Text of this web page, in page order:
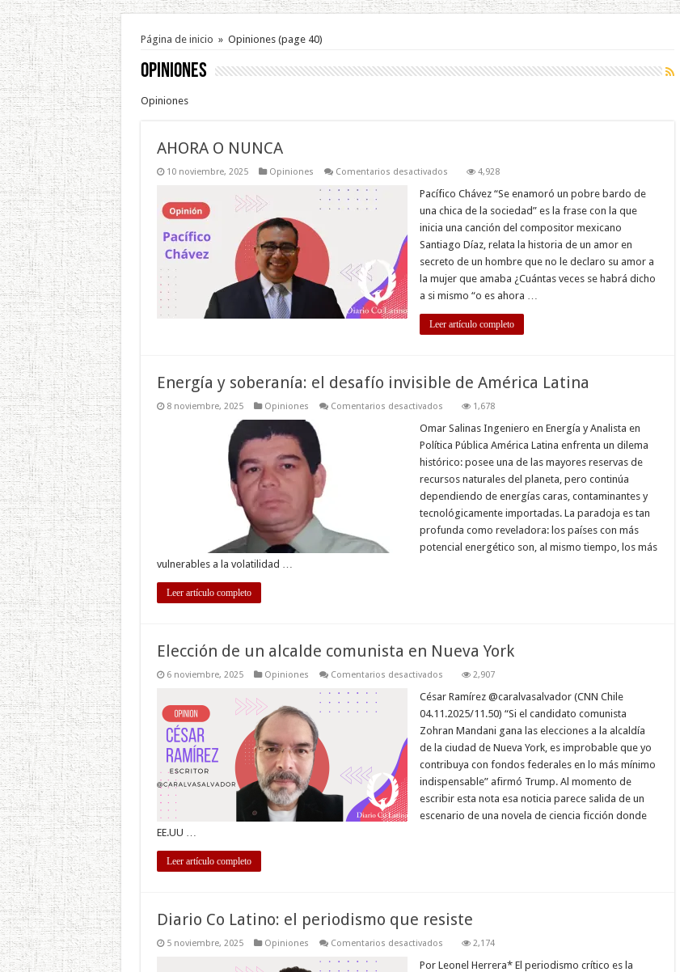
Página de inicio » Opiniones(page 40)
Opiniones
Opiniones
AHORA O NUNCA
10 noviembre, 2025 Opiniones Comentarios desactivadosen
O
4,928
Pacífico Chávez “Se enamoró un pobre bardo de
una chica de la sociedad” es la frase con la que
inicia una canción del compositor mexicano
Santiago Díaz, relata la historia de un amor en
secreto de un hombre que no le declaro su amor a
la mujer que amaba ¿Cuántas veces se habrá dicho
a si mismo “o es ahora …
Leer artículo completo
Energía y soberanía: el desafío invisible de América Latina
8 noviembre, 2025 Opiniones Comentarios desactivadosen
y
el
desafío
invisible
de
Latina
1,678
Omar Salinas Ingeniero en Energía y Analista en
Política Pública América Latina enfrenta un dilema
histórico: posee una de las mayores reservas de
recursos naturales del planeta, pero continúa
dependiendo de energías caras, contaminantes y
tecnológicamente importadas. La paradoja es tan
profunda como reveladora: los países con más
potencial energético son, al mismo tiempo, los más
vulnerables a la volatilidad …
Leer artículo completo
Elección de un alcalde comunista en Nueva York
6 noviembre, 2025 Opiniones Comentarios desactivadosen
de
alcalde
comunista
en
Nueva
2,907
César Ramírez @caralvasalvador (CNN Chile
04.11.2025/11.50) “Si el candidato comunista
Zohran Mandani gana las elecciones a la alcaldía
de la ciudad de Nueva York, es improbable que yo
contribuya con fondos federales en lo más mínimo
indispensable” afirmó Trump. Al momento de
escribir esta nota esa noticia parece salida de un
escenario de una novela de ciencia ficción donde
EE.UU …
Leer artículo completo
Diario Co Latino: el periodismo que resiste
5 noviembre, 2025 Opiniones Comentarios desactivadosen
Co
2,174
Por Leonel Herrera* El periodismo crítico es la